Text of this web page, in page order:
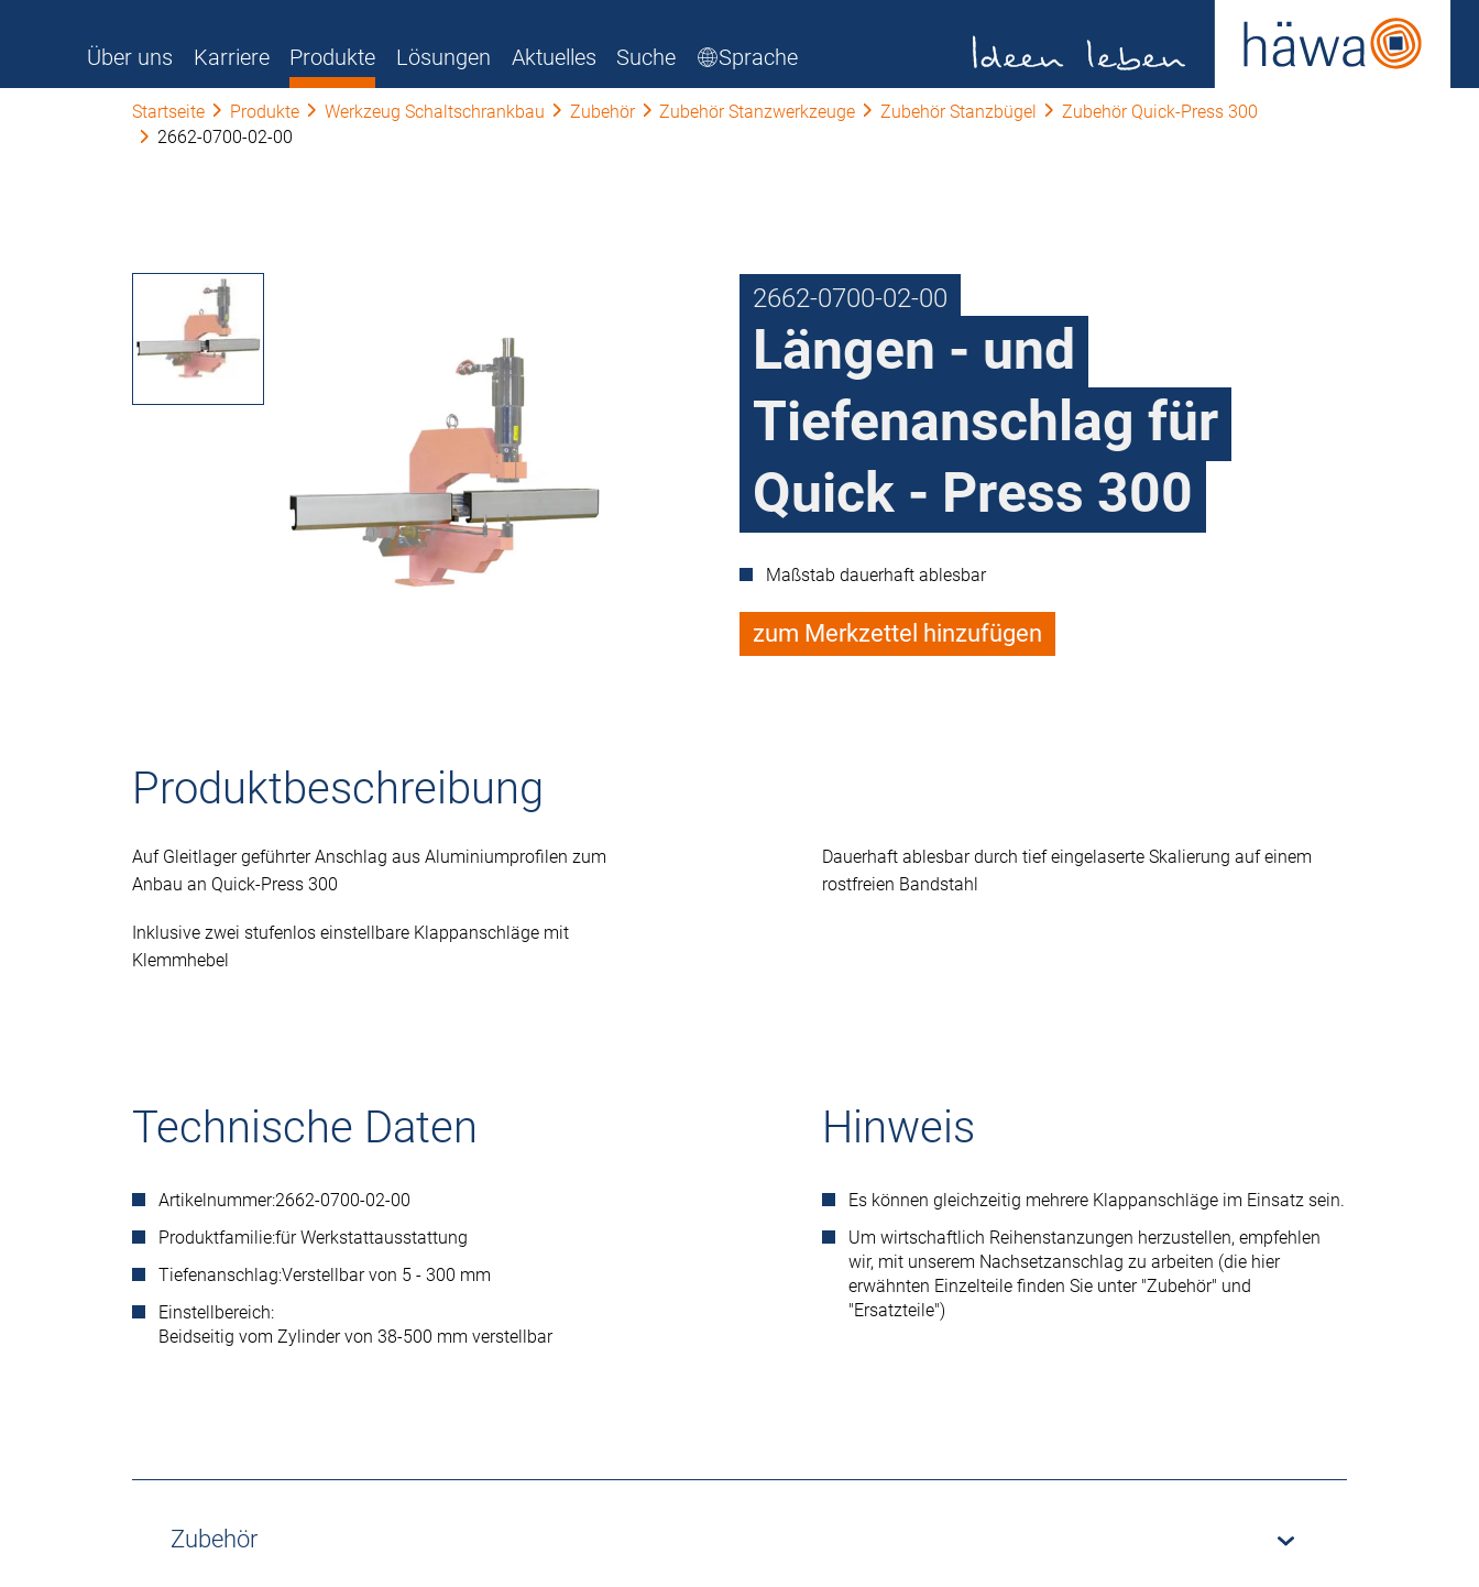
Über uns Karriere Produkte Lösungen Aktuelles Suche Sprache
Startseite Produkte Werkzeug Schaltschrankbau Zubehör Zubehör Stanzwerkzeuge Zubehör Stanzbügel
Zubehör Quick-Press 300
2662-0700-02-00
2662-0700-02-00
Längen - und
Tiefenanschlag für
Quick - Press 300
Maßstab dauerhaft ablesbar
zum Merkzettel hinzufügen
Produktbeschreibung
Auf Gleitlager geführter Anschlag aus Aluminiumprofilen zum
Anbau an Quick-Press 300
Inklusive zwei stufenlos einstellbare Klappanschläge mit
Klemmhebel
Dauerhaft ablesbar durch tief eingelaserte Skalierung auf einem
rostfreien Bandstahl
Technische Daten
Artikelnummer:2662-0700-02-00
Produktfamilie:für Werkstattausstattung
Tiefenanschlag:Verstellbar von 5 - 300 mm
Einstellbereich:
Beidseitig vom Zylinder von 38-500 mm verstellbar
Hinweis
Es können gleichzeitig mehrere Klappanschläge im Einsatz sein.
Um wirtschaftlich Reihenstanzungen herzustellen, empfehlen
wir, mit unserem Nachsetzanschlag zu arbeiten (die hier
erwähnten Einzelteile finden Sie unter "Zubehör" und
"Ersatzteile")
Zubehör